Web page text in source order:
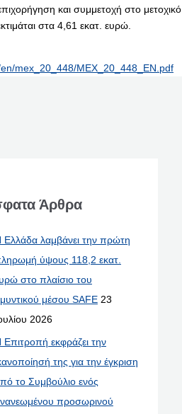
και συμμετοχή στο μετοχικό
στα 4,61 εκατ. ευρώ.
mex_20_448/MEX_20_448_EN.pdf
Άρθρα
Ελλάδα λαμβάνει την πρώτη
ύψους 118,2 εκατ.
στο πλαίσιο του
μέσου SAFE 23
2026
Επιτροπή εκφράζει την
της για την έγκριση
το Συμβούλιο ενός
προσωρινού